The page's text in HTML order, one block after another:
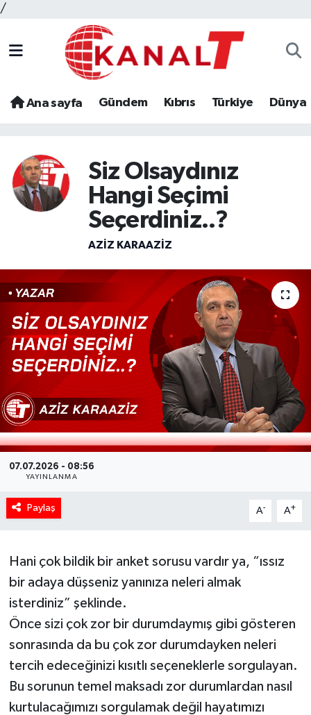
/
Ana sayfa Gündem Kıbrıs Türkiye Dünya
Siz Olsaydınız
Hangi Seçimi
Seçerdiniz..?
AZIZ KARAAZIZ
07.07.2026 - 08:56
YAYINLANMA
Paylaş A- A+
Hani çok bildik bir anket sorusu vardır ya, “ıssız
bir adaya düşseniz yanınıza neleri almak
isterdiniz” şeklinde.
Önce sizi çok zor bir durumdaymış gibi gösteren
sonrasında da bu çok zor durumdayken neleri
tercih edeceğinizi kısıtlı seçeneklerle sorgulayan.
Bu sorunun temel maksadı zor durumlardan nasıl
kurtulacağımızı sorgulamak değil hayatımızı